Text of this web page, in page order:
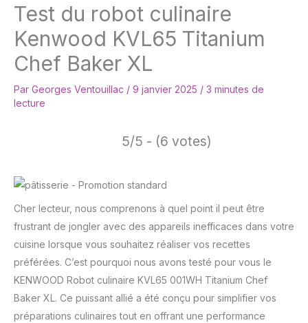
Test du robot culinaire
Kenwood KVL65 Titanium
Chef Baker XL
Par Georges Ventouillac / 9 janvier 2025 / 3 minutes de
lecture
5/5 - (6 votes)
Cher lecteur, nous comprenons à quel point il peut être
frustrant de jongler avec des appareils inefficaces dans votre
cuisine lorsque vous souhaitez réaliser vos recettes
préférées. C’est pourquoi nous avons testé pour vous le
KENWOOD Robot culinaire KVL65 001WH Titanium Chef
Baker XL. Ce puissant allié a été conçu pour simplifier vos
préparations culinaires tout en offrant une performance